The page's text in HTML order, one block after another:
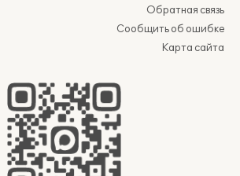
Обратная связь
Сообщить об ошибке
Карта сайта